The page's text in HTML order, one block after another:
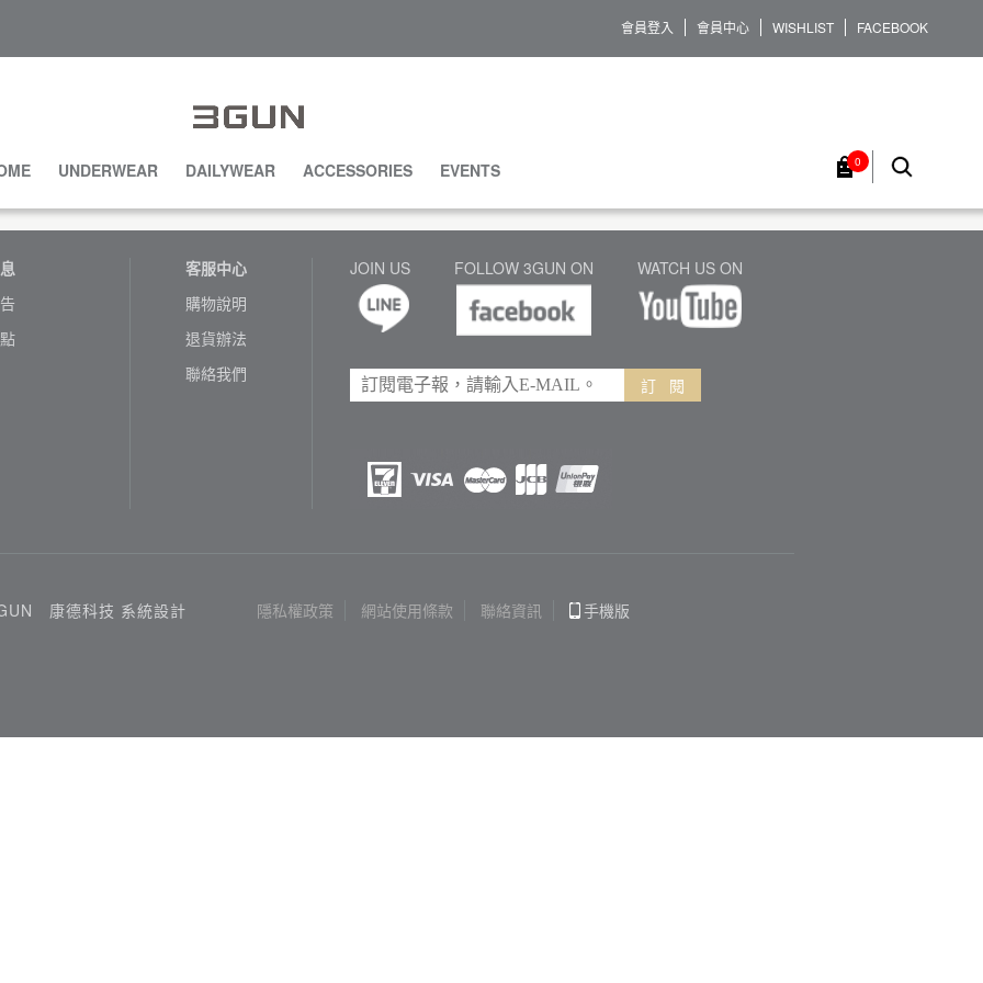
會員登入 會員中心 WISHLIST FACEBOOK
UNDERWEAR DAILYWEAR ACCESSORIES EVENTS 0
客服中心
購物說明
退貨辦法
聯絡我們
JOIN US FOLLOW 3GUN ON WATCH US ON
訂 閱
康德科技 系統設計 隱私權政策 網站使用條款 聯絡資訊 手機版